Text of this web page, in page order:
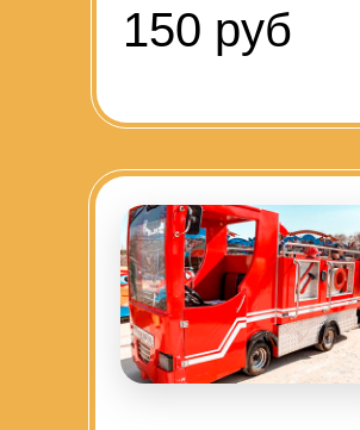
150 руб